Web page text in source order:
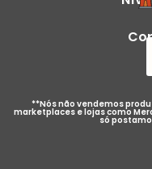
**Nós não vendemos
marketplaces e lojas como
só